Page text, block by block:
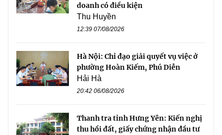
doanh có điều kiện
Thu Huyền
12:39 07/08/2026
Hà Nội: Chỉ đạo giải quyết vụ việc ở
phường Hoàn Kiếm, Phú Diễn
Hải Hà
20:42 06/08/2026
Thanh tra tỉnh Hưng Yên: Kiến nghị
thu hồi đất, giấy chứng nhận đầu tư